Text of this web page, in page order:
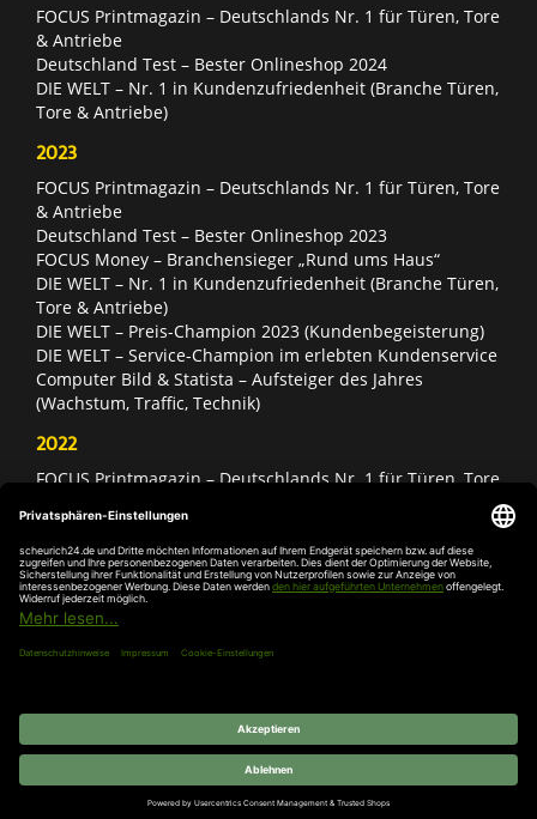
FOCUS Printmagazin – Deutschlands Nr. 1 für Türen, Tore
& Antriebe
Deutschland Test – Bester Onlineshop 2024
DIE WELT – Nr. 1 in Kundenzufriedenheit (Branche Türen,
Tore & Antriebe)
2023
FOCUS Printmagazin – Deutschlands Nr. 1 für Türen, Tore
& Antriebe
Deutschland Test – Bester Onlineshop 2023
FOCUS Money – Branchensieger „Rund ums Haus“
DIE WELT – Nr. 1 in Kundenzufriedenheit (Branche Türen,
Tore & Antriebe)
DIE WELT – Preis-Champion 2023 (Kundenbegeisterung)
DIE WELT – Service-Champion im erlebten Kundenservice
Computer Bild & Statista – Aufsteiger des Jahres
(Wachstum, Traffic, Technik)
2022
FOCUS Printmagazin – Deutschlands Nr. 1 für Türen, Tore
Deutschland Test – Bester Onlineshop 2022
FOCUS Money – Branchensieger „Rund ums Haus“
DIE WELT – Service-Champion im erlebten Kundenservice
DIE WELT – Branchengewinner Gold-Rang (Türen, Tore &
Antriebe)
© 2026 SCHEURICH GmbH